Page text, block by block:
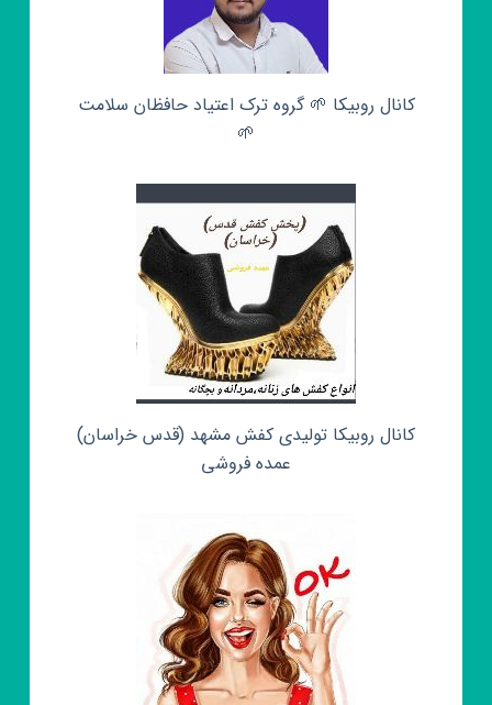
کانال روبیکا 🌱 گروه ترک اعتیاد حافظان سلامت
🌱
کانال روبیکا تولیدی کفش مشهد (قدس خراسان)
عمده فروشی